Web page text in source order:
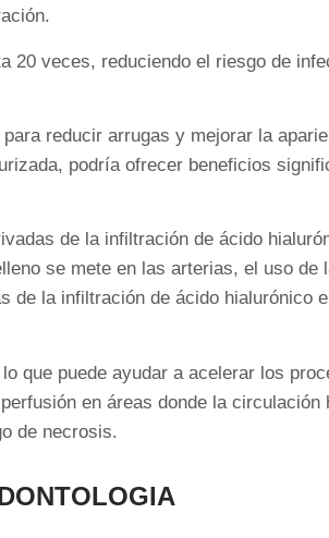
20 veces, reduciendo el riesgo de
reducir arrugas y mejorar la
podría ofrecer beneficios
de la infiltración de ácido
se mete en las arterias, el uso de
de la infiltración de ácido hialurónico
que puede ayudar a acelerar los
en áreas donde la circulación
de necrosis.